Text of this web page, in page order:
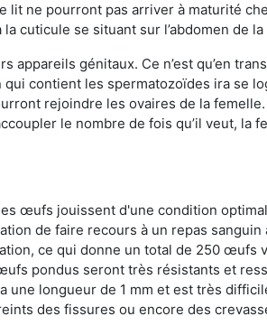
lit ne pourront pas arriver à maturité
cuticule se situant sur l’abdomen de
appareils génitaux. Ce n’est qu’en
contient les spermatozoïdes ira se
rejoindre les ovaires de la
le nombre de fois qu’il veut, la
œufs jouissent d'une condition
de faire recours à un repas sanguin
ce qui donne un total de 250 œufs
pondus seront très résistants et
une longueur de 1 mm et est très
des fissures ou encore des